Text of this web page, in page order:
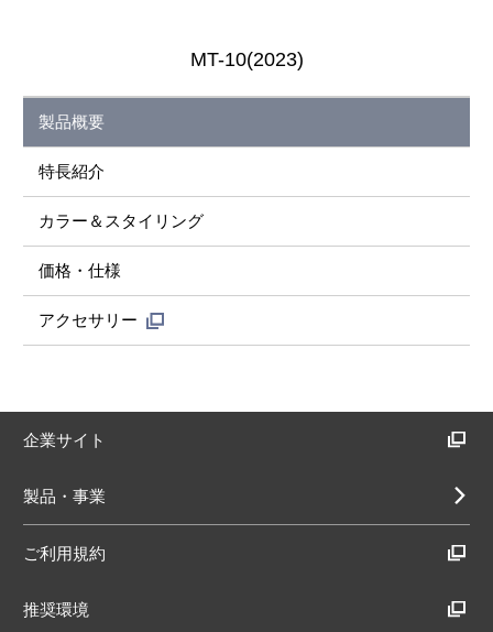
MT-10(2023)
製品概要
特長紹介
カラー＆スタイリング
価格・仕様
アクセサリー
企業サイト
製品・事業
ご利用規約
推奨環境